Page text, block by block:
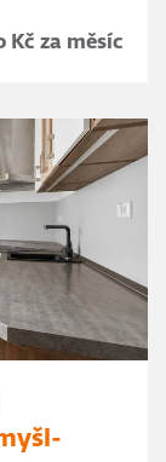
Kč za měsíc